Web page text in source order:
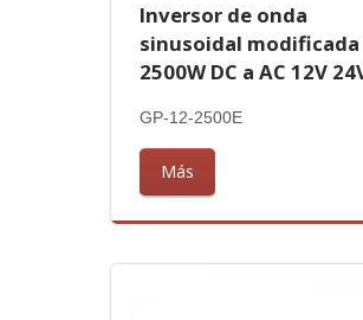
Inversor de onda
sinusoidal modificada
2500W DC a AC 12V
GP-12-2500E
Más